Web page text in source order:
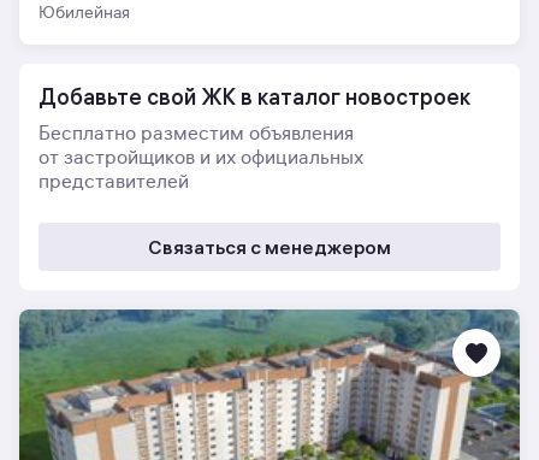
Юбилейная
Добавьте свой ЖК в каталог новостроек
Бесплатно разместим объявления
от застройщиков и их официальных
представителей
Связаться с менеджером